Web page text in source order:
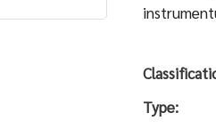
Type: